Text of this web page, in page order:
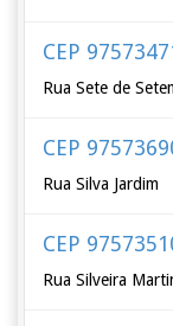
CEP
Rua Sete de
CEP
Rua Silva Jardim
CEP
Rua Silveira